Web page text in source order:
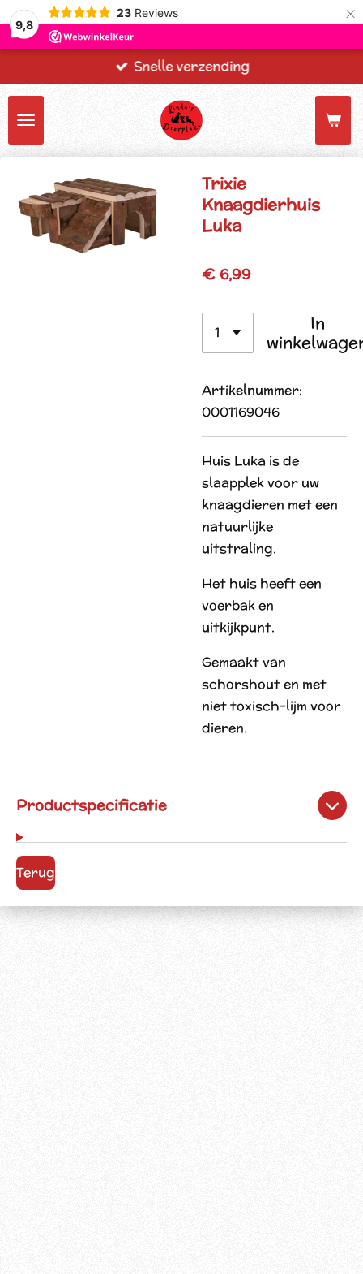
9,8
23 Reviews ×
Snelle verzending
Trixie
Knaagdierhuis
Luka
€ 6,99
In
Artikelnummer:
0001169046
Huis Luka is de
slaapplek voor uw
knaagdieren met een
natuurlijke
uitstraling.
Het huis heeft een
voerbak en
uitkijkpunt.
Gemaakt van
schorshout en met
niet toxisch-lijm voor
dieren.
Productspecificatie
Terug